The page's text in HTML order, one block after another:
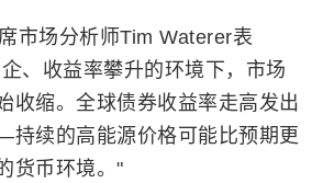
市场分析师Tim Waterer表
、收益率攀升的环境下，市场
收缩。全球债券收益率走高发出
续的高能源价格可能比预期更
货币环境。"